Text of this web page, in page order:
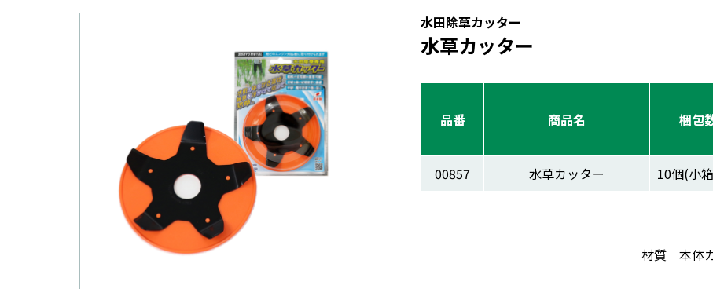
水田除草カッター
水草カッター
品番 商品名 梱包
00857 水草カッター 10個(小
材質 本体